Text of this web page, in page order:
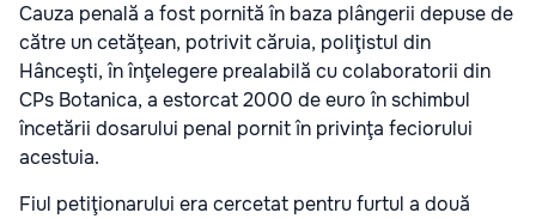
Cauza penală a fost pornită în baza plângerii depuse de
către un cetăţean, potrivit căruia, poliţistul din
Hânceşti, în înţelegere prealabilă cu colaboratorii din
CPs Botanica, a estorcat 2000 de euro în schimbul
încetării dosarului penal pornit în privinţa feciorului
acestuia.
Fiul petiţionarului era cercetat pentru furtul a două